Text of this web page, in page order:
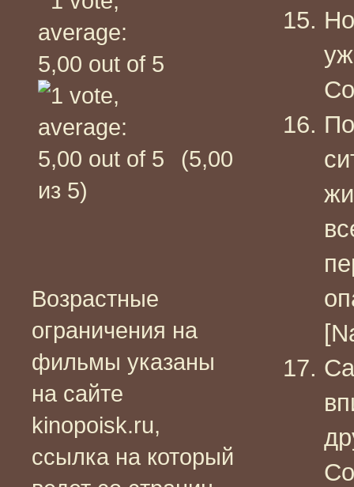
(5,00
из 5)
Возрастные
ограничения на
фильмы указаны
на сайте
kinopoisk.ru,
ссылка на который